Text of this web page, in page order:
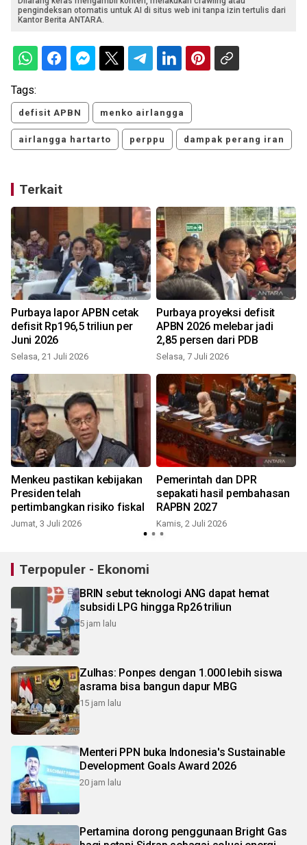
pengindeksan otomatis untuk AI di situs web ini tanpa izin tertulis dari
Kantor Berita ANTARA.
Tags:
defisit APBN menko airlangga
airlangga hartarto perppu dampak perang iran
Terkait
Purbaya lapor APBN cetak
defisit Rp196,5 triliun per
Juni 2026
Selasa, 21 Juli 2026
Purbaya proyeksi defisit
APBN 2026 melebar jadi
2,85 persen dari PDB
Selasa, 7 Juli 2026
Menkeu pastikan kebijakan
Presiden telah
pertimbangkan risiko fiskal
Jumat, 3 Juli 2026
Pemerintah dan DPR
sepakati hasil pembahasan
RAPBN 2027
Kamis, 2 Juli 2026
Terpopuler - Ekonomi
BRIN sebut teknologi ANG dapat hemat
subsidi LPG hingga Rp26 triliun
5 jam lalu
Zulhas: Ponpes dengan 1.000 lebih siswa
asrama bisa bangun dapur MBG
15 jam lalu
Menteri PPN buka Indonesia's Sustainable
Development Goals Award 2026
20 jam lalu
Pertamina dorong penggunaan Bright Gas